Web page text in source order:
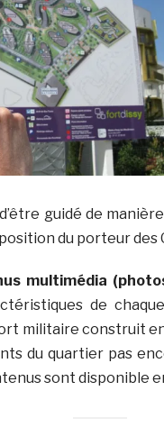
guidé de
du porteur des
multimédia
de
militaire construit
du quartier pas
sont disponible